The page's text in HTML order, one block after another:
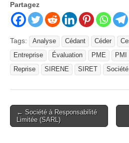
Partagez
Tags: Analyse Cédant Céder
Entreprise
Évaluation PME PMI
Reprise
SIRENE SIRET Société
Post
navigation
← Société à Responsabilité
Limitée (SARL)